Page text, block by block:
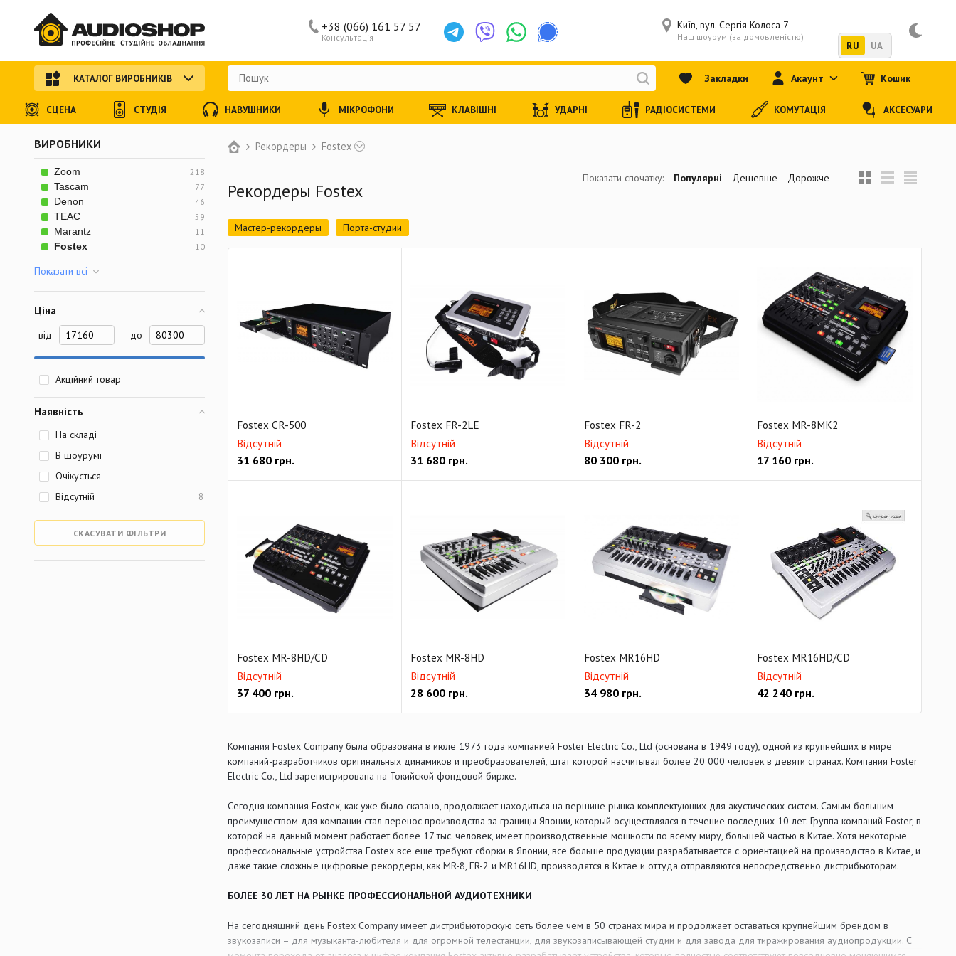
Рекордеры Fostex
Рекордеры Fostex
Мастер-рекордеры Порта-студии
Fostex CR-500
Відсутній
31 680 грн.
Fostex FR-2LE
Відсутній
31 680грн.
Fostex FR-2
Відсутній
80 300грн.
Fostex MR-8MK2
Відсутній
17 160 грн.
Fostex MR-8HD/CD
Відсутній
37 400 грн.
Fostex MR-8HD
Відсутній
28 600грн.
Fostex MR16HD
Відсутній
34 980грн.
Fostex MR16HD/CD
Відсутній
42 240 грн.
Показати спочатку: Популярні Дешевше Дорожче
Компания Fostex Company была образована в июле 1973 года компанией Foster Electric Co., Ltd (основана в 1949 году), одной из крупнейших в мире
компаний-разработчиков оригинальных динамиков и преобразователей, штат которой насчитывал более 20 000 человек в девяти странах. Компания Foster
Electric Co., Ltd зарегистрирована на Токийской фондовой бирже.
Сегодня компания Fostex, как уже было сказано, продолжает находиться на вершине рынка комплектующих для акустических систем. Самым большим
преимуществом для компании стал перенос производства за границы Японии, который осуществлялся в течение последних 10 лет. Группа компаний Foster, в
которой на данный момент работает более 17 тыс. человек, имеет производственные мощности по всему миру, большей частью в Китае. Хотя некоторые
профессиональные устройства Fostex все еще требуют сборки в Японии, все больше продукции разрабатывается с ориентацией на производство в Китае, и
даже такие сложные цифровые рекордеры, как MR-8, FR-2 и MR16HD, производятся в Китае и оттуда отправляются непосредственно дистрибьюторам.
БОЛЕЕ 30 ЛЕТ НА РЫНКЕ ПРОФЕССИОНАЛЬНОЙ АУДИОТЕХНИКИ
На сегодняшний день Fostex Company имеет дистрибьюторскую сеть более чем в 50 странах мира и продолжает оставаться крупнейшим брендом в
звукозаписи – для музыканта-любителя и для огромной телестанции, для звукозаписывающей студии и для завода для тиражирования аудиопродукции. С
ВИРОБНИКИ
Zoom 218
Tascam 77
Denon 46
TEAC 59
Marantz 11
Fostex 10
Показати всi
Ціна
від до
Акційний товар
Наявність
На складі
В шоурумі
Очікується
Відсутній
8
СКАСУВАТИ ФІЛЬТРИ
Консультація
+38 (066) 161 57 57 Київ, вул. Сергія Колоса 7
Наш шоурум (за домовленістю)
RU UA
КАТАЛОГ ВИРОБНИКІВ Закладки Акаунт Кошик
СЦЕНА СТУДІЯ НАВУШНИКИ МІКРОФОНИ КЛАВІШНІ УДАРНІ РАДІОСИСТЕМИ КОМУТАЦІЯ АКСЕСУАРИ